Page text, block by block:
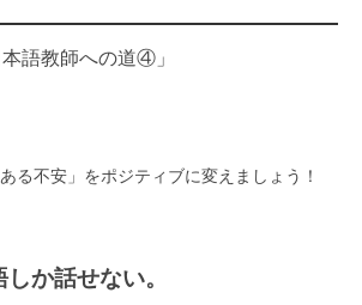
本語教師への道④」
る不安」をポジティブに変えましょう！
か話せない。